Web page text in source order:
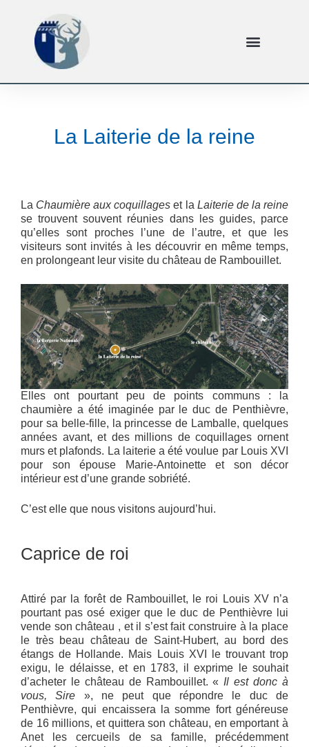
La Laiterie de la reine
La Chaumière aux coquillageset la Laiterie de la reine
se trouvent souvent réunies dans les guides, parce
qu’elles sont proches l’une de l’autre, et que les
visiteurs sont invités à les découvrir en même temps,
en prolongeant leur visite du château de Rambouillet.
Elles ont pourtant peu de points communs : la
chaumière a été imaginée par le duc de Penthièvre,
pour sa belle-fille, la princesse de Lamballe, quelques
années avant, et des millions de coquillages ornent
murs et plafonds. La laiterie a été voulue par Louis XVI
pour son épouse Marie-Antoinette et son décor
intérieur est d’une grande sobriété.
C’est elle que nous visitons aujourd’hui.
Caprice de roi
Attiré par la forêt de Rambouillet, le roi Louis XV n’a
pourtant pas osé exiger que le duc de Penthièvre lui
vende son château , et il s’est fait construire à la place
le très beau château de Saint-Hubert, au bord des
étangs de Hollande. Mais Louis XVI le trouvant trop
exigu, le délaisse, et en 1783, il exprime le souhait
d’acheter le château de Rambouillet. « Il est donc à
vous, Sire », ne peut que répondre le duc de
Penthièvre, qui encaissera la somme fort généreuse
de 16 millions, et quittera son château, en emportant à
Anet les cercueils de sa famille, précédemment